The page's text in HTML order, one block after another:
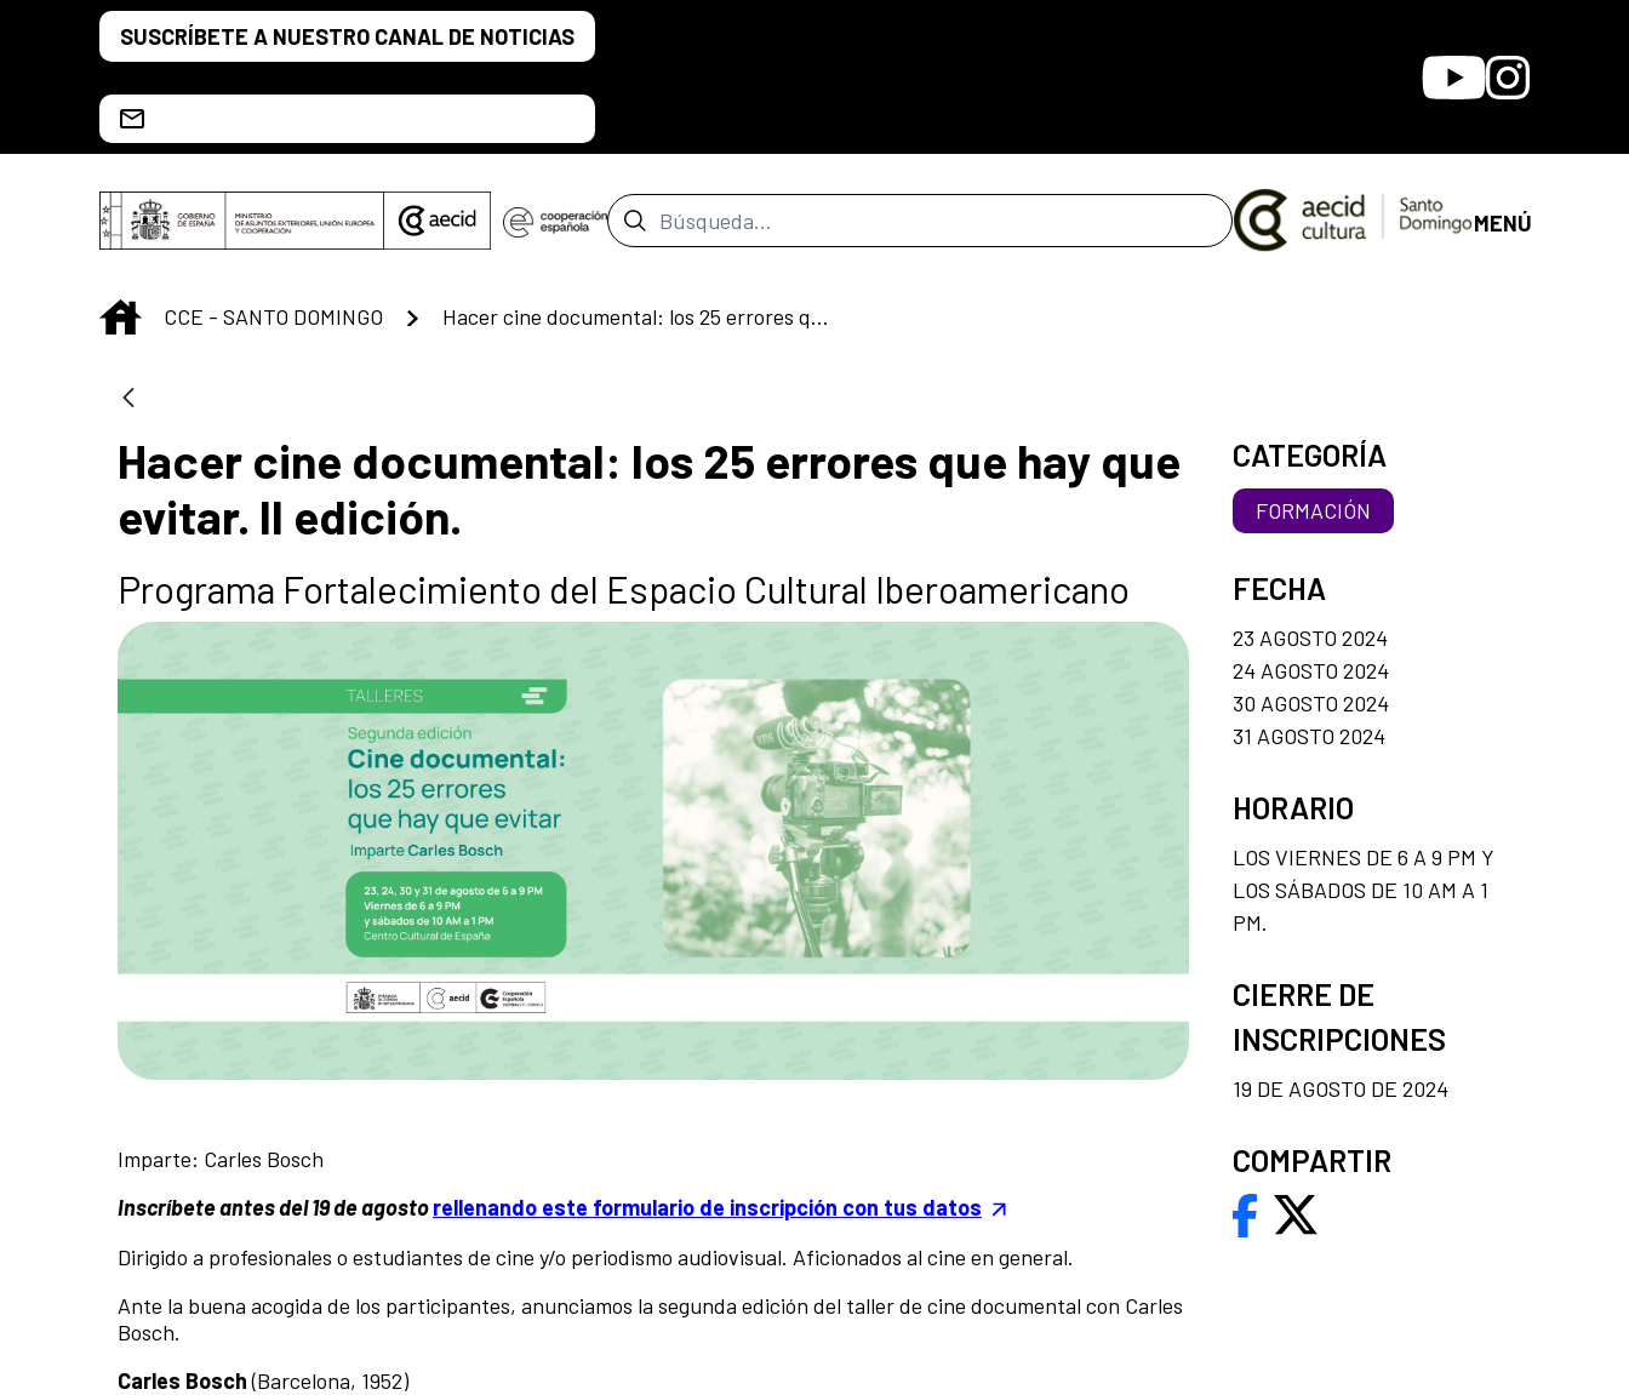
Saltar al contenido principal
SUSCRÍBETE A NUESTRO CANAL DE NOTICIAS
YoutubeInstagram
Barra de búsqueda MENÚ
INICIO
CCE - SANTO DOMINGO Hacer cine documental: los 25 errores que hay que evitar. II edición.
Hacer cine documental: los 25 errores que hay que
evitar. II edición.
Programa Fortalecimiento del Espacio Cultural Iberoamericano
Imparte: Carles Bosch
Inscríbete antes del 19 de agostorellenando este formulario de inscripción con tus datos
Dirigido a profesionales o estudiantes de cine y/o periodismo audiovisual. Aficionados al cine en general.
Ante la buena acogida de los participantes, anunciamos la segunda edición del taller de cine documental con Carles
Bosch.
Carles Bosch(Barcelona, 1952)
CATEGORÍA
FORMACIÓN
FECHA
23 AGOSTO 2024
24 AGOSTO 2024
30 AGOSTO 2024
31 AGOSTO 2024
HORARIO
LOS VIERNES DE 6 A 9 PM Y
LOS SÁBADOS DE 10 AM A 1
PM.
CIERRE DE
INSCRIPCIONES
19 DE AGOSTO DE 2024
COMPARTIR